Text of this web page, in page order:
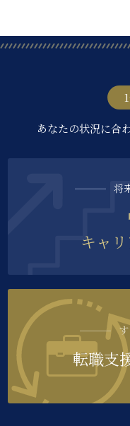
あなたの状況に合
将
キャ
転職支